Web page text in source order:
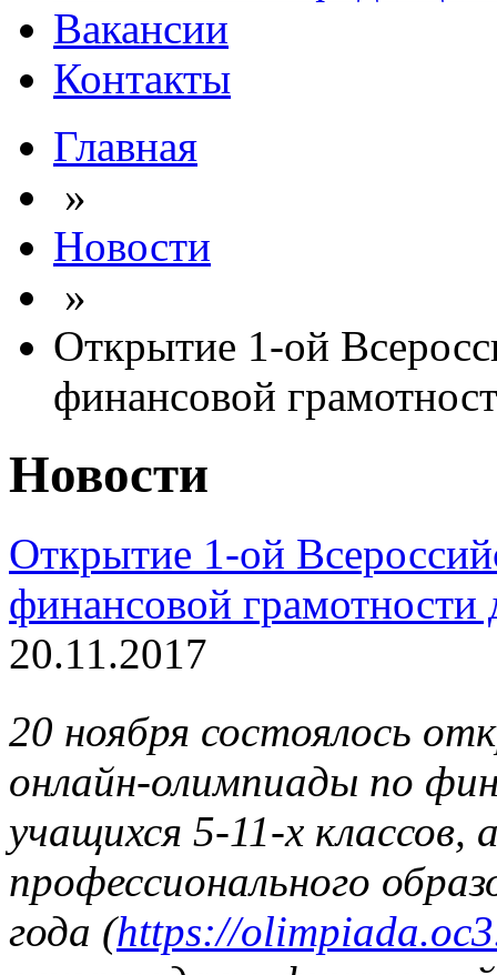
Вакансии
Контакты
Главная
»
Новости
»
Открытие 1-ой
финансовой
Новости
Открытие 1-ой
финансовой грамотности
20.11.2017
20 ноября состоялось
онлайн-олимпиады по
учащихся 5-11-х классов,
профессионального
года (https://